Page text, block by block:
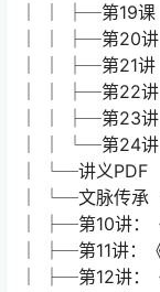
│ │ ├─第13课
│ │ ├─第14课
│ │ ├─第15课
│ │ ├─第16课
│ │ ├─第17课
│ │ ├─第18课
│ │ ├─第19课
│ │ ├─第20讲
│ │ ├─第21讲
│ │ ├─第22讲
│ │ ├─第23讲